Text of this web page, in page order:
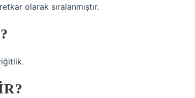
olarak sıralanmıştır.